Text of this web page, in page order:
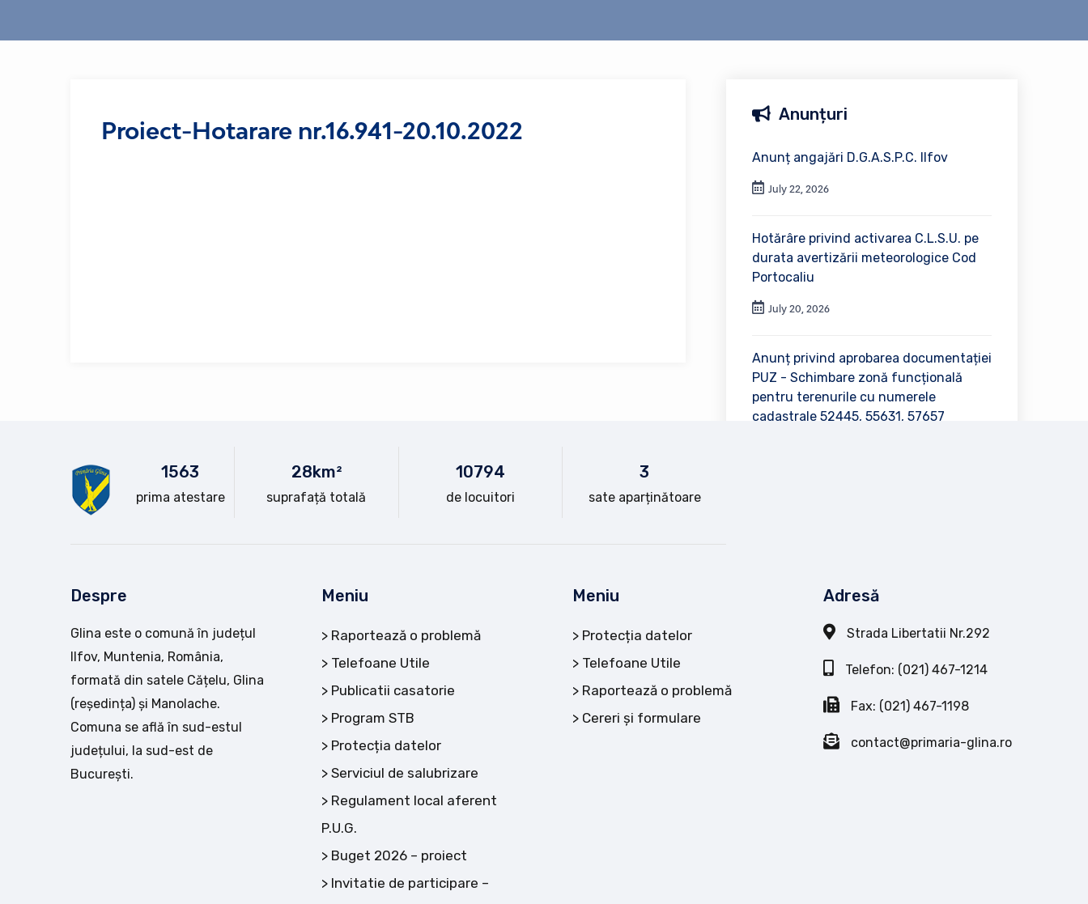
Proiect-Hotarare nr.16.941-20.10.2022
Anunțuri
Anunț angajări D.G.A.S.P.C. Ilfov
July 22, 2026
Hotărâre privind activarea C.L.S.U. pe
durata avertizării meteorologice Cod
Portocaliu
July 20, 2026
Anunț privind aprobarea documentației
PUZ - Schimbare zonă funcțională
pentru terenurile cu numerele
cadastrale 52445, 55631, 57657
1563
prima atestare
28km²
suprafață totală
10794
de locuitori
3
sate aparținătoare
Despre
Glina este o comună în județul
Ilfov, Muntenia, România,
formată din satele Cățelu, Glina
(reședința) și Manolache.
Comuna se află în sud-estul
județului, la sud-est de
București.
Meniu
Raportează o problemă
Telefoane Utile
Publicatii casatorie
Program STB
Protecția datelor
Serviciul de salubrizare
Regulament local aferent
P.U.G.
Buget 2026 – proiect
Invitatie de participare –
Meniu
Protecția datelor
Telefoane Utile
Raportează o problemă
Cereri și formulare
Adresă
Strada Libertatii Nr.292
Telefon: (021) 467-1214
Fax: (021) 467-1198
contact@primaria-glina.ro